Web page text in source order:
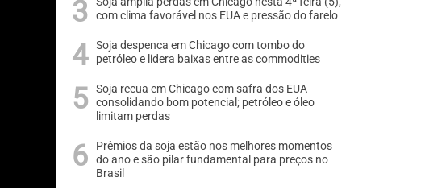
com clima favorável nos EUA e pressão do farelo
Soja despenca em Chicago com tombo do
petróleo e lidera baixas entre as commodities
Soja recua em Chicago com safra dos EUA
consolidando bom potencial; petróleo e óleo
limitam perdas
Prêmios da soja estão nos melhores momentos
do ano e são pilar fundamental para preços no
Brasil